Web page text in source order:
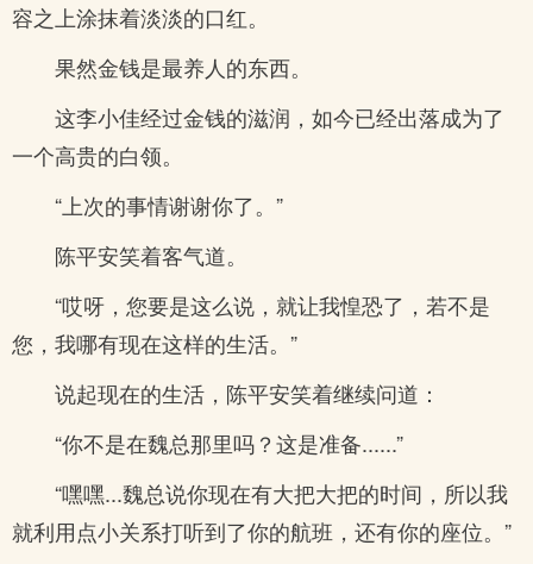
容之上涂抹着淡淡的口红。
果然金钱是最养人的东西。
这李小佳经过金钱的滋润，如今已经出落成为了
一个高贵的白领。
“上次的事情谢谢你了。”
陈平安笑着客气道。
“哎呀，您要是这么说，就让我惶恐了，若不是
您，我哪有现在这样的生活。”
说起现在的生活，陈平安笑着继续问道：
“你不是在魏总那里吗？这是准备......”
“嘿嘿...魏总说你现在有大把大把的时间，所以我
就利用点小关系打听到了你的航班，还有你的座位。”